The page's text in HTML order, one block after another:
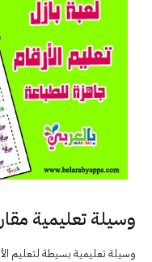
وسيلة تعليمية
وسيلة تعليمية بسيطة لتعليم